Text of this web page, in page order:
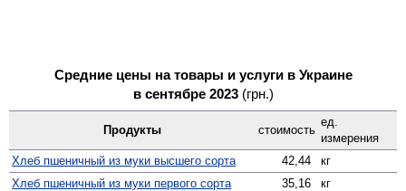
Средние цены на товары и услуги в Украине
в сентябре 2023 (грн.)
Продукты стоимость
ед.
измерения
Хлеб пшеничный из муки высшего сорта
42,44
кг
Хлеб пшеничный из муки первого сорта
35,16
кг